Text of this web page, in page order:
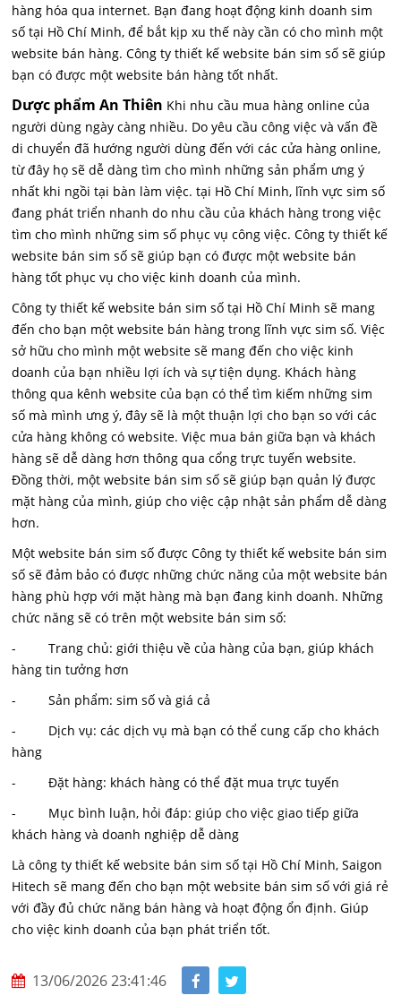
hàng hóa qua internet. Bạn đang hoạt động kinh doanh sim
số tại Hồ Chí Minh, để bắt kịp xu thế này cần có cho mình một
website bán hàng. Công ty thiết kế website bán sim số sẽ giúp
bạn có được một website bán hàng tốt nhất.
Dược phẩm An Thiên Khi nhu cầu mua hàng online của
người dùng ngày càng nhiều. Do yêu cầu công việc và vấn đề
di chuyển đã hướng người dùng đến với các cửa hàng online,
từ đây họ sẽ dễ dàng tìm cho mình những sản phẩm ưng ý
nhất khi ngồi tại bàn làm việc. tại Hồ Chí Minh, lĩnh vực sim số
đang phát triển nhanh do nhu cầu của khách hàng trong việc
tìm cho mình những sim số phục vụ công việc. Công ty thiết kế
website bán sim số sẽ giúp bạn có được một website bán
hàng tốt phục vụ cho việc kinh doanh của mình.
Công ty thiết kế website bán sim số tại Hồ Chí Minh sẽ mang
đến cho bạn một website bán hàng trong lĩnh vực sim số. Việc
sở hữu cho mình một website sẽ mang đến cho việc kinh
doanh của bạn nhiều lợi ích và sự tiện dụng. Khách hàng
thông qua kênh website của bạn có thể tìm kiếm những sim
số mà mình ưng ý, đây sẽ là một thuận lợi cho bạn so với các
cửa hàng không có website. Việc mua bán giữa bạn và khách
hàng sẽ dễ dàng hơn thông qua cổng trực tuyến website.
Đồng thời, một website bán sim số sẽ giúp bạn quản lý được
mặt hàng của mình, giúp cho việc cập nhật sản phẩm dễ dàng
hơn.
Một website bán sim số được Công ty thiết kế website bán sim
số sẽ đảm bảo có được những chức năng của một website bán
hàng phù hợp với mặt hàng mà bạn đang kinh doanh. Những
chức năng sẽ có trên một website bán sim số:
- Trang chủ: giới thiệu về của hàng của bạn, giúp khách
hàng tin tưởng hơn
- Sản phẩm: sim số và giá cả
- Dịch vụ: các dịch vụ mà bạn có thể cung cấp cho khách
hàng
- Đặt hàng: khách hàng có thể đặt mua trực tuyến
- Mục bình luận, hỏi đáp: giúp cho việc giao tiếp giữa
khách hàng và doanh nghiệp dễ dàng
Là công ty thiết kế website bán sim số tại Hồ Chí Minh, Saigon
Hitech sẽ mang đến cho bạn một website bán sim số với giá rẻ
với đầy đủ chức năng bán hàng và hoạt động ổn định. Giúp
cho việc kinh doanh của bạn phát triển tốt.
13/06/2026 23:41:46